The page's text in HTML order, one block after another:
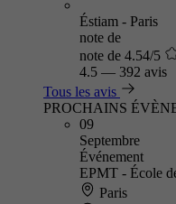
Éstiam - Paris
note de
note de 4.54/5
4.5 — 392 avis
Tous les avis
PROCHAINS
09
Septembre
Événement
EPMT - École
Paris